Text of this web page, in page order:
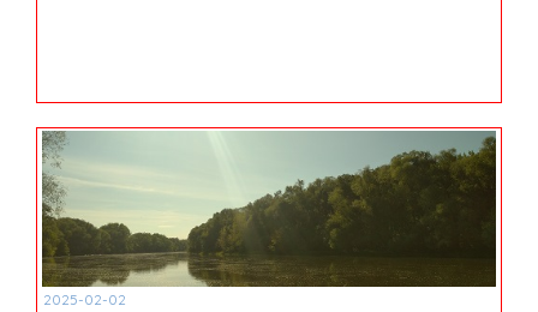
2025-02-02